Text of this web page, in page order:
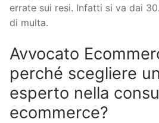
errate sui resi. Infatti si va dai
di multa.
Avvocato
perché scegliere
esperto nella
ecommerce?